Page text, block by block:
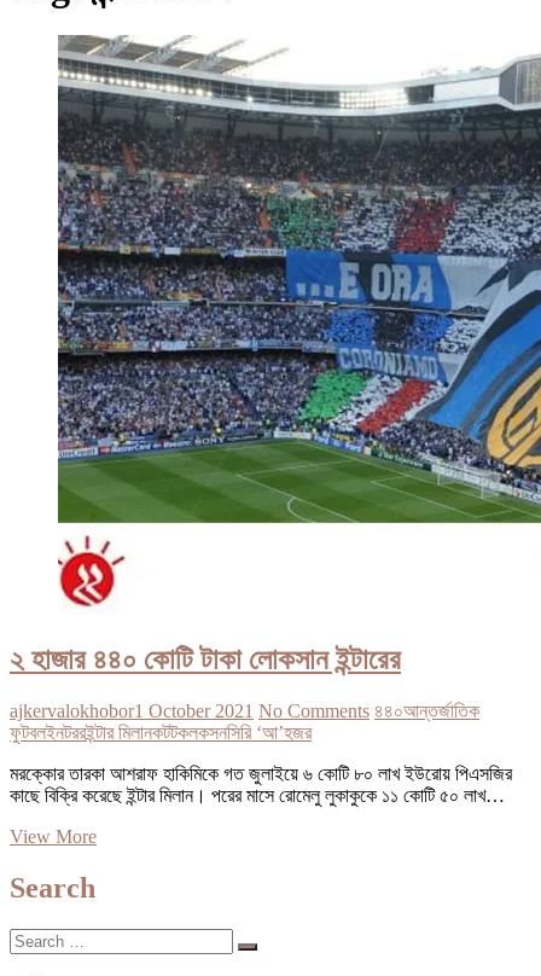
২ হাজার ৪৪০ কোটি টাকা লোকসান ইন্টারের
ajkervalokhobor1 October 2021 No Comments ৪৪০আন্তর্জাতিক
ফুটবলইনটররইন্টার মিলানকটটকলকসনসিরি ‘আ’হজর
মরক্কোর তারকা আশরাফ হাকিমিকে গত জুলাইয়ে ৬ কোটি ৮০ লাখ ইউরোয় পিএসজির
কাছে বিক্রি করেছে ইন্টার মিলান। পরের মাসে রোমেলু লুকাকুকে ১১ কোটি ৫০ লাখ…
View More২
Search
Search
…